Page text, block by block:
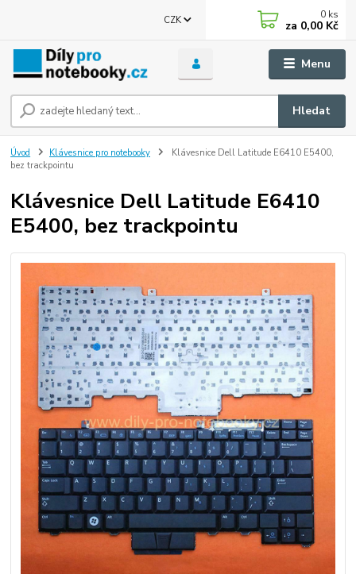
Menu
CZK
Hledat
0 ks
za 0,00 Kč
Úvod Klávesnice pro notebooky
Klávesnice Dell Latitude E6410 E5400,
bez trackpointu
Klávesnice Dell Latitude E6410
E5400, bez trackpointu